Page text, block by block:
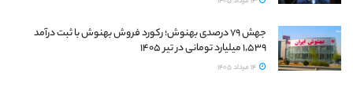
جهش ۷۹ درصدی بهنوش؛ رکورد فروش بهنوش با ثبت درآمد
۱٬۵۳۹ میلیارد تومانی در تیر ۱۴۰۵